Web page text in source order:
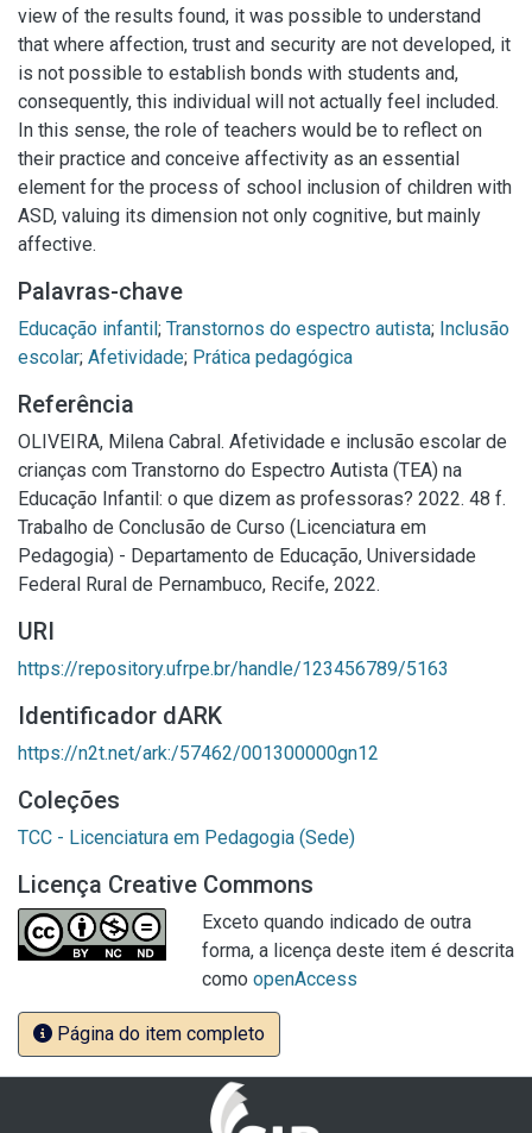
view of the results found, it was possible to understand
that where affection, trust and security are not developed, it
is not possible to establish bonds with students and,
consequently, this individual will not actually feel included.
In this sense, the role of teachers would be to reflect on
their practice and conceive affectivity as an essential
element for the process of school inclusion of children with
ASD, valuing its dimension not only cognitive, but mainly
affective.
Palavras-chave
Educação infantil; Transtornos do espectro autista; Inclusão
escolar; Afetividade; Prática pedagógica
Referência
OLIVEIRA, Milena Cabral. Afetividade e inclusão escolar de
crianças com Transtorno do Espectro Autista (TEA) na
Educação Infantil: o que dizem as professoras? 2022. 48 f.
Trabalho de Conclusão de Curso (Licenciatura em
Pedagogia) - Departamento de Educação, Universidade
Federal Rural de Pernambuco, Recife, 2022.
URI
https://repository.ufrpe.br/handle/123456789/5163
Identificador dARK
https://n2t.net/ark:/57462/001300000gn12
Coleções
TCC - Licenciatura em Pedagogia (Sede)
Licença Creative Commons
Exceto quando indicado de outra
forma, a licença deste item é descrita
como openAccess
Página do item completo